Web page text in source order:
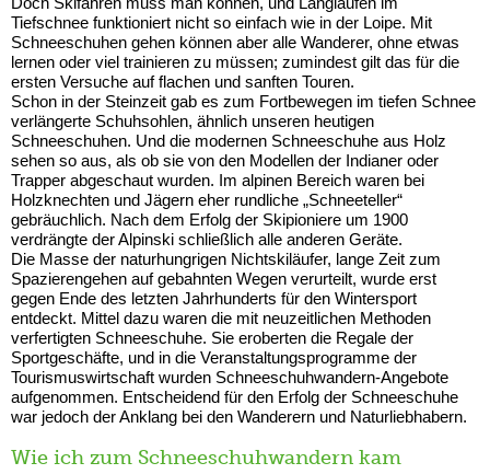
Tiefschnee funktioniert nicht so einfach wie in der Loipe. Mit
Schneeschuhen gehen können aber alle Wanderer, ohne etwas
lernen oder viel trainieren zu müssen; zumindest gilt das für die
ersten Versuche auf flachen und sanften Touren.
Schon in der Steinzeit gab es zum Fortbewegen im tiefen Schnee
verlängerte Schuhsohlen, ähnlich unseren heutigen
Schneeschuhen. Und die modernen Schneeschuhe aus Holz
sehen so aus, als ob sie von den Modellen der Indianer oder
Trapper abgeschaut wurden. Im alpinen Bereich waren bei
Holzknechten und Jägern eher rundliche „Schneeteller“
gebräuchlich. Nach dem Erfolg der Skipioniere um 1900
verdrängte der Alpinski schließlich alle anderen Geräte.
Die Masse der naturhungrigen Nichtskiläufer, lange Zeit zum
Spazierengehen auf gebahnten Wegen verurteilt, wurde erst
gegen Ende des letzten Jahrhunderts für den Wintersport
entdeckt. Mittel dazu waren die mit neuzeitlichen Methoden
verfertigten Schneeschuhe. Sie eroberten die Regale der
Sportgeschäfte, und in die Veranstaltungsprogramme der
Tourismuswirtschaft wurden Schneeschuhwandern-Angebote
aufgenommen. Entscheidend für den Erfolg der Schneeschuhe
war jedoch der Anklang bei den Wanderern und Naturliebhabern.
Wie ich zum Schneeschuhwandern kam